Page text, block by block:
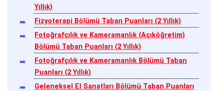
Yıllık)
Fizyoterapi Bölümü Taban Puanları (2 Yıllık)
Fotoğrafçılık ve Kameramanlık (Açıköğretim)
Bölümü Taban Puanları (2 Yıllık)
Fotoğrafçılık ve Kameramanlık Bölümü Taban
Puanları (2 Yıllık)
Geleneksel El Sanatları Bölümü Taban Puanları